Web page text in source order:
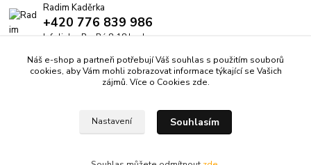
Radim Kaděrka
+420 776 839 986
Infolinka: Po-Pá 8-18 hod.
info@pricniky.cz
Specialisté na nosiče // Webdesign
Náš e-shop a partneři potřebují Váš souhlas s použitím souborů
cookies, aby Vám mohli zobrazovat informace týkající se Vašich
zájmů. Více o Cookies zde.
Nastavení Souhlasím